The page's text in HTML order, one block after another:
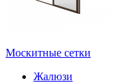
Москитные сетки
Жалюзи